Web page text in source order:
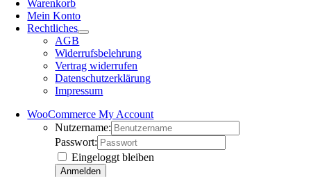
Warenkorb
Mein Konto
Rechtliches
AGB
Widerrufsbelehrung
Vertrag widerrufen
Datenschutzerklärung
Impressum
WooCommerce My Account
Nutzername:
Passwort:
Eingeloggt bleiben